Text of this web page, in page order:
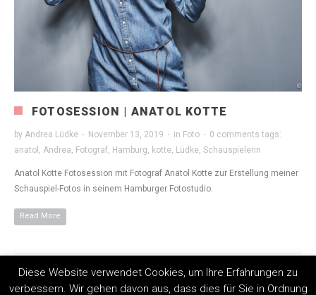
FOTOSESSION | ANATOL KOTTE
by Andrea Lüdke · November 13, 2019 · in Foto · 0 comments tags:
anatol , Andrea, Fotograf, Hamburg, kotte, Lüdke, Schauspielerin
Anatol Kotte Fotosession mit Fotograf Anatol Kotte zur Erstellung meiner
Schauspiel-Fotos in seinem Hamburger Fotostudio.
Read More
Diese Website verwendet Cookies, um Ihre Erfahrungen zu
verbessern. Wir gehen davon aus, dass dies für Sie in Ordnung